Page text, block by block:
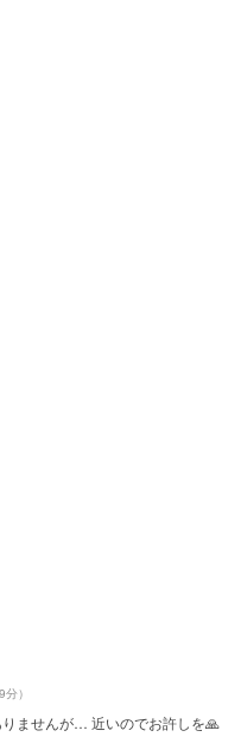
分）
ませんが… 近いのでお許しを🙏